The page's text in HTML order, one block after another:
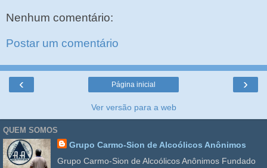
Nenhum comentário:
Postar um comentário
‹ ›
Página inicial
Ver versão para a web
QUEM SOMOS
Grupo Carmo-Sion de Alcoólicos Anônimos
Grupo Carmo-Sion de Alcoólicos Anônimos Fundado